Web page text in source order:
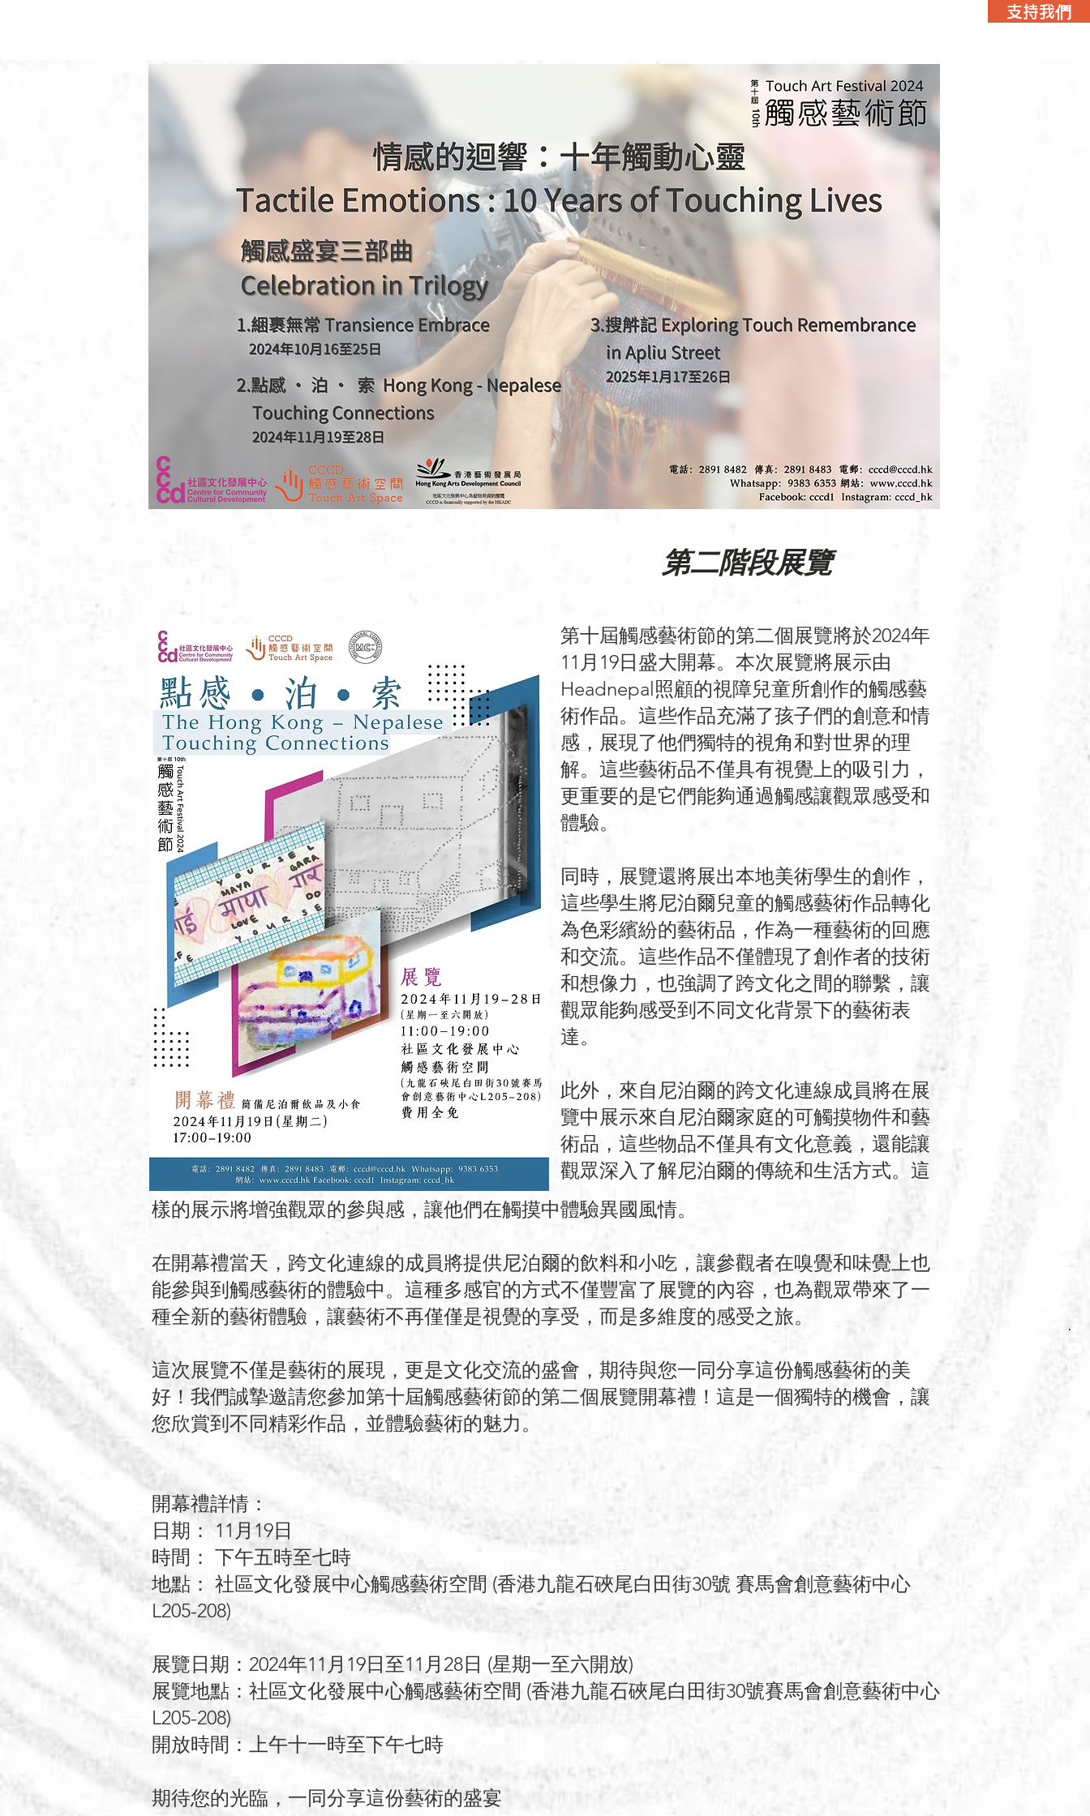
支持我們
第二階段展覽
第十屆觸感藝術節的第二個展覽將於2024年
11月19日盛大開幕。本次展覽將展示由
Headnepal照顧的視障兒童所創作的觸感藝
術作品。這些作品充滿了孩子們的創意和情
感，展現了他們獨特的視角和對世界的理
解。這些藝術品不僅具有視覺上的吸引力，
更重要的是它們能夠通過觸感讓觀眾感受和
體驗。
同時，展覽還將展出本地美術學生的創作，
這些學生將尼泊爾兒童的觸感藝術作品轉化
為色彩繽紛的藝術品，作為一種藝術的回應
和交流。這些作品不僅體現了創作者的技術
和想像力，也強調了跨文化之間的聯繫，讓
觀眾能夠感受到不同文化背景下的藝術表
達。
此外，來自尼泊爾的跨文化連線成員將在展
覽中展示來自尼泊爾家庭的可觸摸物件和藝
術品，這些物品不僅具有文化意義，還能讓
觀眾深入了解尼泊爾的傳統和生活方式。這
樣的展示將增強觀眾的參與感，讓他們在觸摸中體驗異國風情。
在開幕禮當天，跨文化連線的成員將提供尼泊爾的飲料和小吃，讓參觀者在嗅覺和味覺上也
能參與到觸感藝術的體驗中。這種多感官的方式不僅豐富了展覽的內容，也為觀眾帶來了一
種全新的藝術體驗，讓藝術不再僅僅是視覺的享受，而是多維度的感受之旅。
這次展覽不僅是藝術的展現，更是文化交流的盛會，期待與您一同分享這份觸感藝術的美
好！我們誠摯邀請您參加第十屆觸感藝術節的第二個展覽開幕禮！這是一個獨特的機會，讓
您欣賞到不同精彩作品，並體驗藝術的魅力。
開幕禮詳情：
日期： 11月19日
時間： 下午五時至七時
地點： 社區文化發展中心觸感藝術空間 (香港九龍石硤尾白田街30號 賽馬會創意藝術中心
L205-208)
展覽日期：2024年11月19日至11月28日 (星期一至六開放)
展覽地點：社區文化發展中心觸感藝術空間 (香港九龍石硤尾白田街30號賽馬會創意藝術中心
L205-208)
開放時間：上午十一時至下午七時
期待您的光臨，一同分享這份藝術的盛宴